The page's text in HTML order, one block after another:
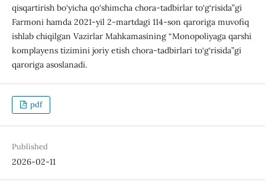
qisqartirish bo‘yicha qo‘shimcha chora-tadbirlar to‘g‘risida”gi
Farmoni hamda 2021-yil 2-martdagi 114-son qaroriga muvofiq
ishlab chiqilgan Vazirlar Mahkamasining “Monopoliyaga qarshi
komplayens tizimini joriy etish chora-tadbirlari to‘g‘risida”gi
qaroriga asoslanadi.
pdf
Published
2026-02-11